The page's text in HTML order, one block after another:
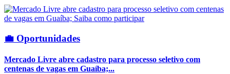
💼 Oportunidades
Mercado Livre abre cadastro para processo seletivo com
centenas de vagas em Guaíba;...